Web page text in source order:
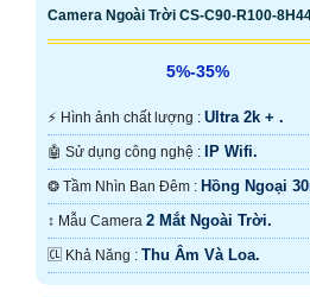
Camera Ngoài Trời CS-C90-R100-
5%-35%
️⚡ Hình ảnh chất lượng : Ultra 2k + .
🤖️ Sử dụng công nghệ : IP Wifi.
❂ Tầm Nhìn Ban Đêm : Hồng Ngoại
IR.↕️ Mẫu Camera 2 Mắt Ngoài Trời.
️🆑 Khả Năng : Thu Âm Và Loa.